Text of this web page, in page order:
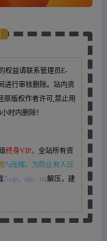
权益请联系管理员E-
进行审核删除。站内资
原版权作者许可,禁止用
时内删除！
终身VIP。 全站所有资
7z压缩，
为防止有人压
7-zip，zip、rar解压，建